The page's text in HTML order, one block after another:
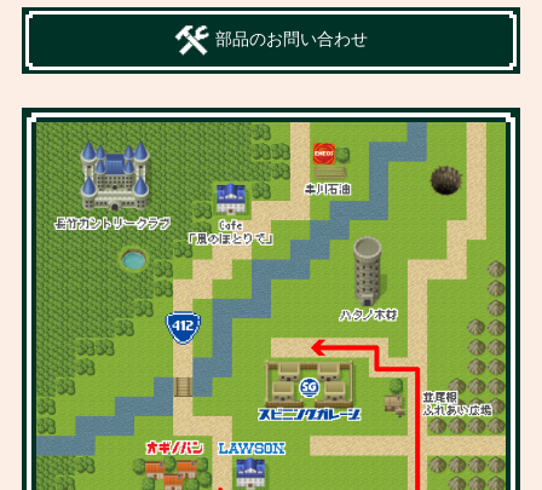
部品のお問い合わせ